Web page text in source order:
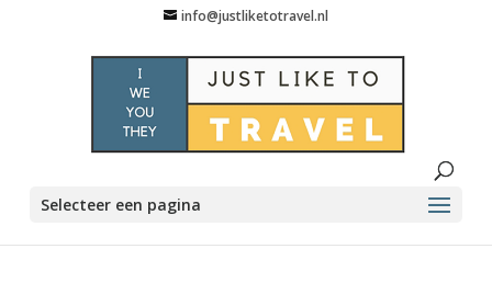
info@justliketotravel.nl
Selecteer een pagina